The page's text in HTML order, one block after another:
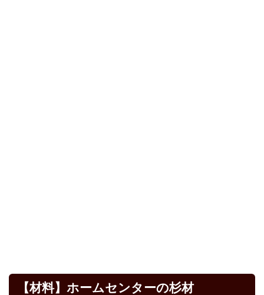
【材料】ホームセンターの杉材